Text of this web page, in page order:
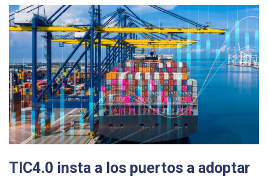
TIC4.0 insta a los puertos a adoptar